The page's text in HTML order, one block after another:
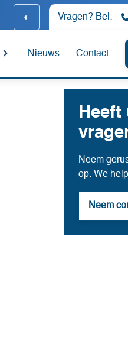
◐ Vragen? Bel:
Nieuws Contact
Heeft
Neem
op. We
Neem